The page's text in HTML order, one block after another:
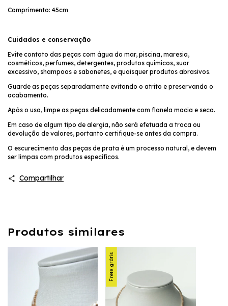
Comprimento: 45cm
Cuidados e conservação
Evite contato das peças com água do mar, piscina, maresia,
cosméticos, perfumes, detergentes, produtos químicos, suor
excessivo, shampoos e sabonetes, e quaisquer produtos abrasivos.
Guarde as peças separadamente evitando o atrito e preservando o
acabamento.
Após o uso, limpe as peças delicadamente com flanela macia e seca.
Em caso de algum tipo de alergia, não será efetuada a troca ou
devolução de valores, portanto certifique-se antes da compra.
O escurecimento das peças de prata é um processo natural, e devem
ser limpas com produtos específicos.
Compartilhar
Produtos similares
Frete grátis